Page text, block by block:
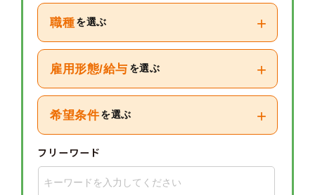
職種 を選ぶ +
雇用形態/給与 を選ぶ +
希望条件 を選ぶ +
フリーワード